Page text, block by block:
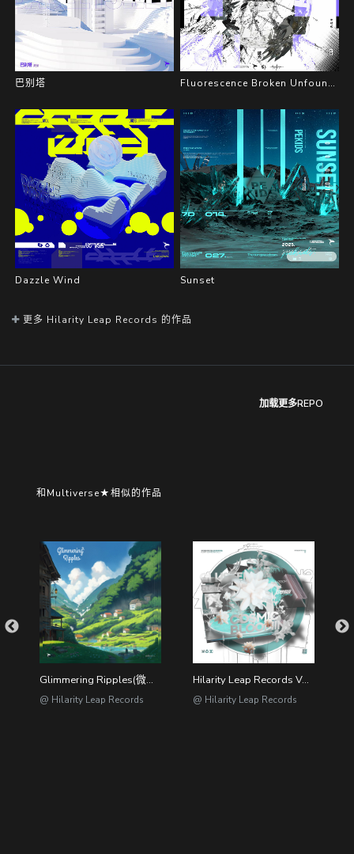
巴别塔 Fluorescence Broken Unfounded（荧轮破光）
Dazzle Wind Sunset
更多 Hilarity Leap Records 的作品
加载更多REPO
和Multiverse★相似的作品
Glimmering Ripples(微光荡漾)
@ Hilarity Leap Records
Hilarity Leap Records Vol.2 Cosmic Blooming
@ Hilarity Leap Records